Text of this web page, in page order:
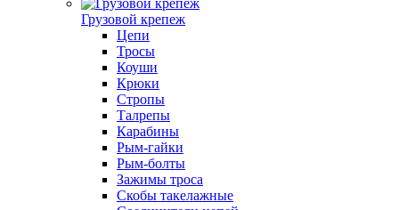
Грузовой крепеж
Цепи
Тросы
Коуши
Крюки
Стропы
Талрепы
Карабины
Рым-гайки
Рым-болты
Зажимы троса
Скобы такелажные